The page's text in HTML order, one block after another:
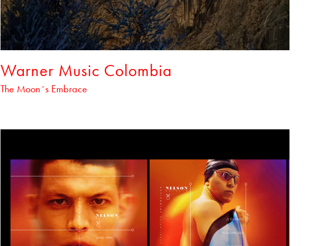
Warner Music Colombia
The Moon´s Embrace